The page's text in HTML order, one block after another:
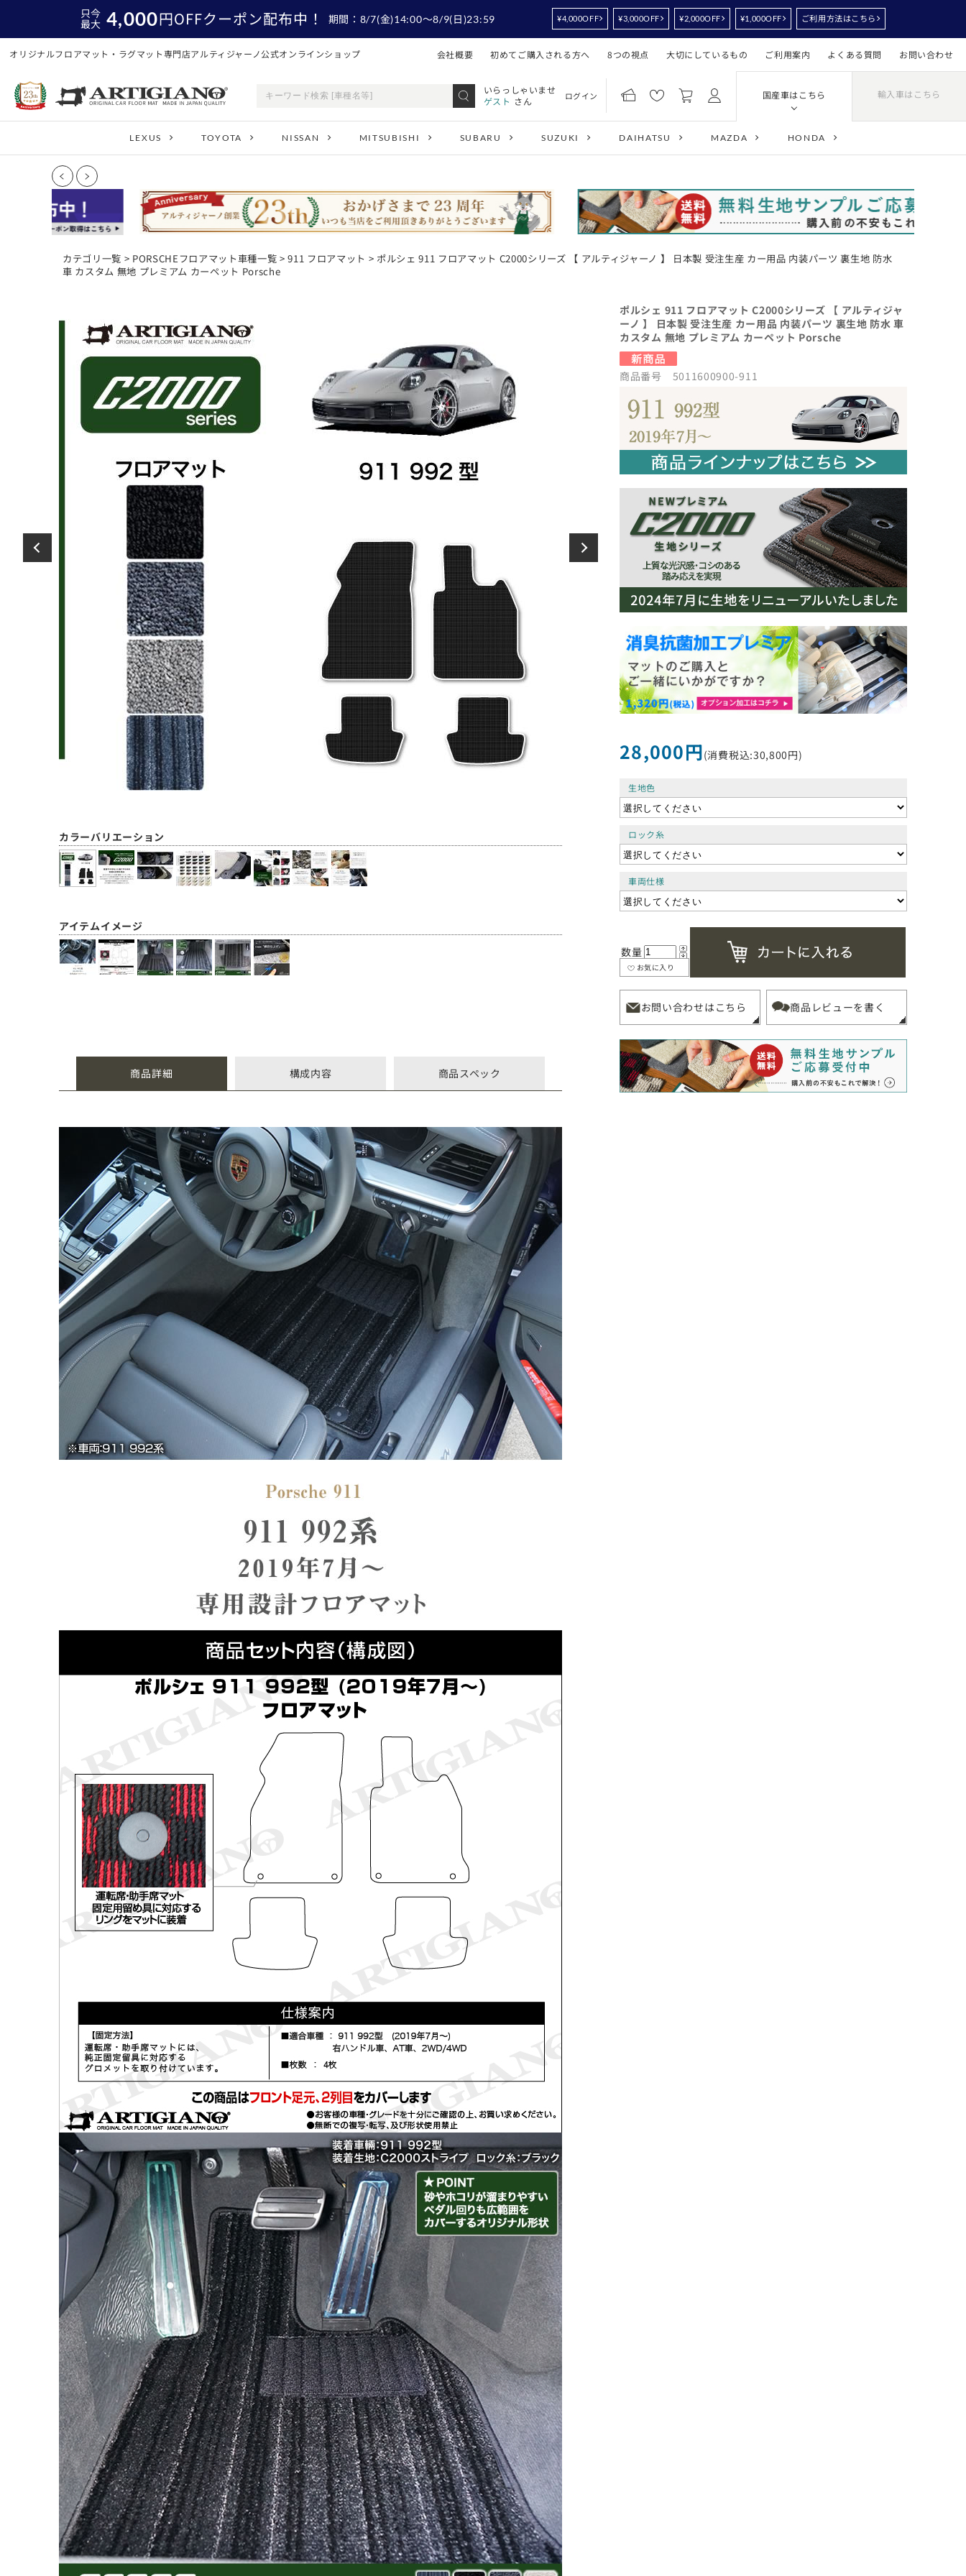
只今
最大 4,000円OFFクーポン配布中！ 期間： 8/7(金)14:00～8/9(日)23:59 ¥4,000OFF ¥3,000OFF ¥2,000OFF ¥1,000OFF ご利用方法はこちら
オリジナルフロアマット・ラグマット専門店アルティジャーノ公式オンラインショップ 会社概要 初めてご購入される方へ 8つの視点 大切にしているもの ご利用案内 よくある質問 お問い合わせ
いらっしゃいませ
ゲスト さん ログイン 国産車はこちら 輸入車はこちら
LEXUS TOYOTA NISSAN MITSUBISHI SUBARU SUZUKI DAIHATSU MAZDA HONDA
カテゴリ一覧 > PORSCHEフロアマット車種一覧 >911 フロアマット > ポルシェ 911 フロアマット C2000シリーズ 【 アルティジャーノ 】 日本製 受注生産 カー用品 内装パーツ 裏生地 防水
車 カスタム 無地 プレミアム カーペット Porsche
ポルシェ 911 フロアマット C2000シリーズ 【 アルティジャ
ーノ 】 日本製 受注生産 カー用品 内装パーツ 裏生地 防水 車
カスタム 無地 プレミアム カーペット Porsche
商品番号 5011600900-911
28,000円(消費税込:30,800円)
生地色
ロック糸
車両仕様
数量
カラーバリエーション
アイテムイメージ
商品詳細 構成内容 商品スペック